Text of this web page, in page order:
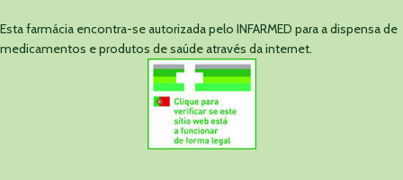
Esta farmácia encontra-se autorizada pelo INFARMED para a dispensa de
medicamentos e produtos de saúde através da internet.